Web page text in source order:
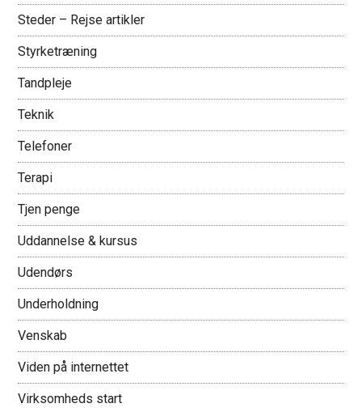
Steder – Rejse artikler
Styrketræning
Tandpleje
Teknik
Telefoner
Terapi
Tjen penge
Uddannelse & kursus
Udendørs
Underholdning
Venskab
Viden på internettet
Virksomheds start